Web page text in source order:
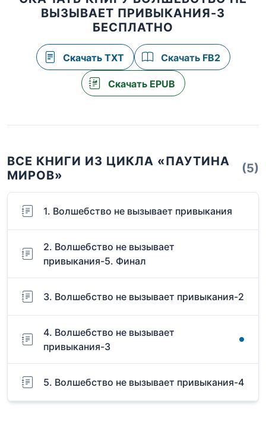
ВЫЗЫВАЕТ ПРИВЫКАНИЯ-3
БЕСПЛАТНО
Скачать TXT Скачать FB2
Скачать EPUB
ВСЕ КНИГИ ИЗ ЦИКЛА «ПАУТИНА
МИРОВ»
(5)
1. Волшебство не вызывает привыкания
2. Волшебство не вызывает
привыкания-5. Финал
3. Волшебство не вызывает привыкания-2
4. Волшебство не вызывает
привыкания-3
5. Волшебство не вызывает привыкания-4